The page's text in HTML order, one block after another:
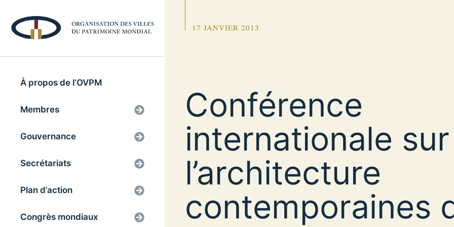
À propos de l’OVPM
Membres
Gouvernance
Secrétariats
Plan d’action
Congrès mondiaux
17 JANVIER 2013
Conférence
internationale sur
l’architecture
contemporaines